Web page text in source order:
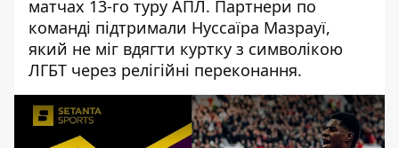
матчах 13-го туру АПЛ. Партнери по
команді підтримали Нуссаїра Мазрауї,
який не міг вдягти куртку з символікою
ЛГБТ через релігійні переконання.